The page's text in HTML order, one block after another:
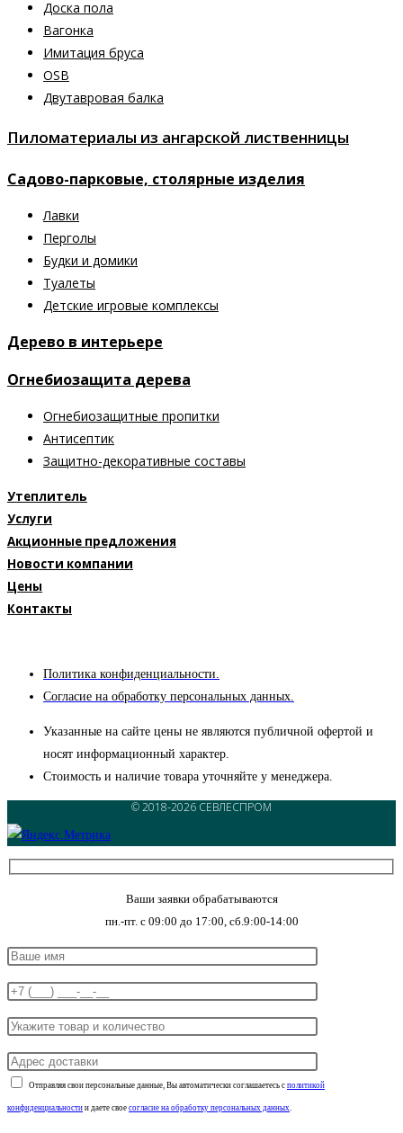
Доска пола
Вагонка
Имитация бруса
OSB
Двутавровая балка
Пиломатериалы из ангарской лиственницы
Садово-парковые, столярные изделия
Лавки
Перголы
Будки и домики
Туалеты
Детские игровые комплексы
Дерево в интерьере
Огнебиозащита дерева
Огнебиозащитные пропитки
Антисептик
Защитно-декоративные составы
Утеплитель
Услуги
Акционные предложения
Новости компании
Цены
Контакты
Политика конфиденциальности.
Согласие на обработку персональных данных.
Указанные на сайте цены не являются публичной офертой и
носят информационный характер.
Стоимость и наличие товара уточняйте у менеджера.
© 2018-2026 СЕВЛЕСПРОМ
Ваши заявки обрабатываются
пн.-пт. с 09:00 до 17:00, сб.9:00-14:00
Отправляя свои персональные данные, Вы автоматически соглашаетесь с политикой
конфиденциальности и даете свое согласие на обработку персональных данных